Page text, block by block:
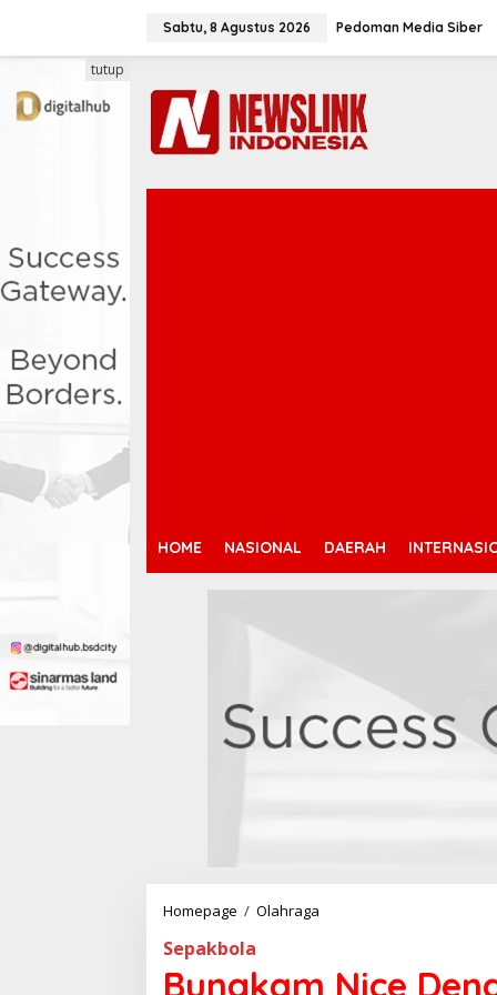
Sabtu, 8 Agustus 2026 Pedoman Media Siber
HOME NASIONAL DAERAH
tutup
Homepage / Olahraga
k
Sepakbola
Bungkam Nice